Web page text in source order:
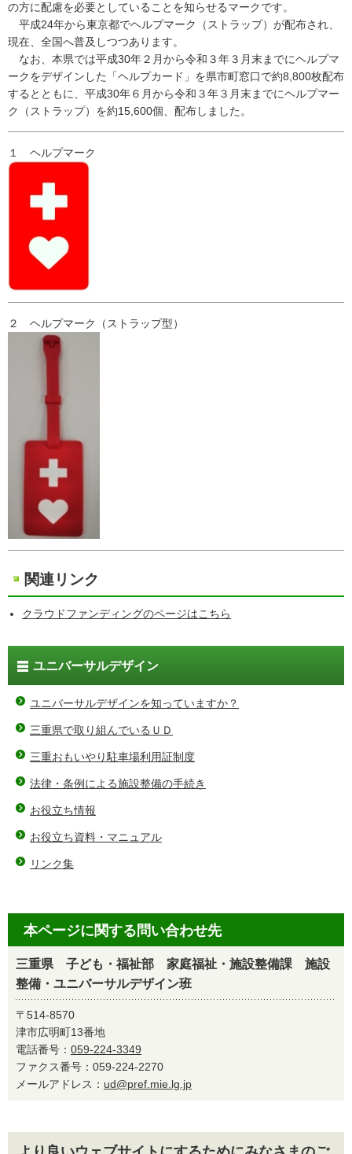
の方に配慮を必要としていることを知らせるマークです。
平成24年から東京都でヘルプマーク（ストラップ）が配布され、
現在、全国へ普及しつつあります。
なお、本県では平成30年２月から令和３年３月末までにヘルプマ
ークをデザインした「ヘルプカード」を県市町窓口で約8,800枚配布
するとともに、平成30年６月から令和３年３月末までにヘルプマー
ク（ストラップ）を約15,600個、配布しました。
１ ヘルプマーク
２ ヘルプマーク（ストラップ型）
関連リンク
クラウドファンディングのページはこちら
ユニバーサルデザイン
ユニバーサルデザインを知っていますか？
三重県で取り組んでいるＵＤ
三重おもいやり駐車場利用証制度
法律・条例による施設整備の手続き
お役立ち情報
お役立ち資料・マニュアル
リンク集
本ページに関する問い合わせ先
三重県 子ども・福祉部 家庭福祉・施設整備課 施設
整備・ユニバーサルデザイン班
〒514-8570
津市広明町13番地
電話番号： 059-224-3349
ファクス番号：059-224-2270
メールアドレス： ud@pref.mie.lg.jp